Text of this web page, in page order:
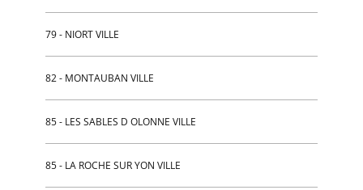
79 - NIORT VILLE
82 - MONTAUBAN VILLE
85 - LES SABLES D OLONNE VILLE
85 - LA ROCHE SUR YON VILLE